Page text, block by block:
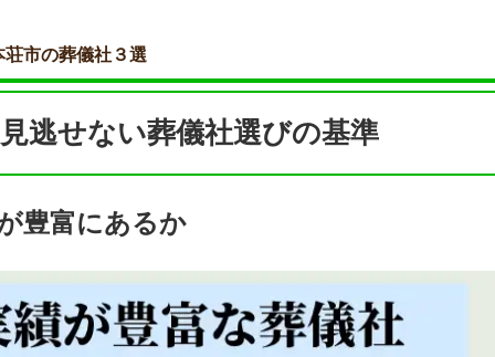
市の葬儀社３選
逃せない葬儀社選びの基準
豊富にあるか